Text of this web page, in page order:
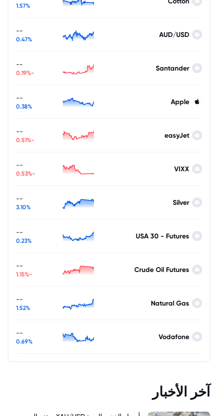
1.57%
AUD/USD
--
0.47%
Santander
--
-0.19%
Apple
--
0.38%
easyJet
--
-0.51%
VIXX
--
-0.53%
Silver
--
3.10%
USA 30 - Futures
--
0.23%
Crude Oil Futures
--
-1.15%
Natural Gas
--
1.52%
Vodafone
--
0.69%
آخر الأخبار